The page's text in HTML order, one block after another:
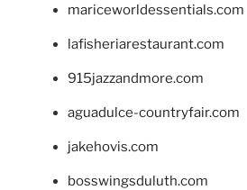
mariceworldessentials.com
lafisheriarestaurant.com
915jazzandmore.com
aguadulce-countryfair.com
jakehovis.com
bosswingsduluth.com